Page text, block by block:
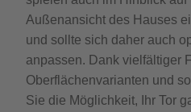
Außenansicht des Hauses
und sollte sich daher auch
anpassen. Dank vielfältiger
Oberflächenvarianten und
Sie die Möglichkeit, Ihr Tor